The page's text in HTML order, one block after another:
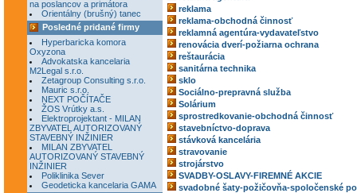
na poslancov a primátora
Orientálny (brušný) tanec
Posledné pridané firmy
Hyperbaricka komora
Oxyzona
Advokatska kancelaria
M2Legal s.r.o.
Zetagroup Consulting s.r.o.
Mauric s.r.o.
NEXT POČÍTAČE
ŽOS Vrútky a.s.
Elektroprojektant - MILAN
ZBYVATEL AUTORIZOVANÝ
STAVEBNÝ INŽINIER
MILAN ZBYVATEL
AUTORIZOVANÝ STAVEBNÝ
INŽINIER
Poliklinika Sever
Geodeticka kancelaria GAMA
reklama
reklama-obchodná činnosť
reklamná agentúra-vydavateľstvo
renovácia dverí-požiarna ochrana
reštaurácia
sanitárna technika
sklo
Sociálno-prepravná služba
Solárium
sprostredkovanie-obchodná činnosť
stavebníctvo-doprava
stávková kancelária
stravovanie
strojárstvo
SVADBY-OSLAVY-FIREMNÉ AKCIE
svadobné šaty-požičovňa-spoločenské